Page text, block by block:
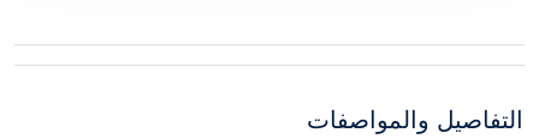
عبوته الأصلية. لاحظ أنه لا يمكن إرجاع المنتجات
وفي عبواتها الأصلية.
التفاصيل والمواصفات